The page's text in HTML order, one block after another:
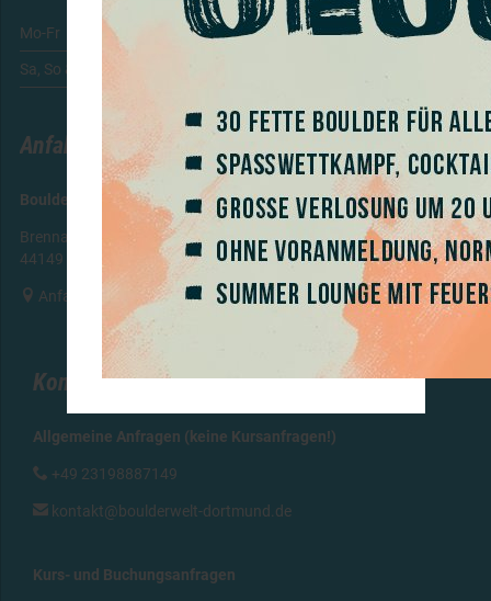
Mo-Fr 07:00 – 23:00 Uhr
Sa, So & Feiertag
Anfahrt
Boulderwelt Dortmund
Brennaborstraße 10 (Indupark)
44149 Dortmund
 Anfahrt
Kontakt
Allgemeine Anfragen (keine Kursanfragen!)
 +49 23198887149
 kontakt@boulderwelt-dortmund.de
Kurs- und Buchungsanfragen